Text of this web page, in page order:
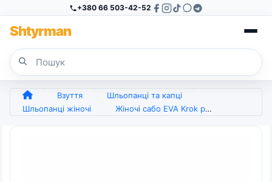
+380 66 503-42-52
Shtyrman
Взуття
Шльопанці та капці
Шльопанці жіночі
Жіночі сабо EVA Krok рожеві – легкі літні крокси для дому, саду та пляжу, розмір 37–41 (арт. 27219)